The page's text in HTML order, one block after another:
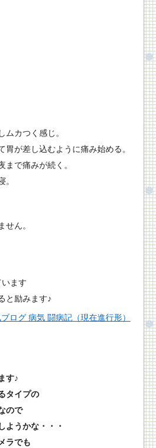
ムカつく感じ。
胃が差し込むように痛み始める。
まで痛みが続く。
。
せん。
ます
と励みます♪
す♪
タイプの
ので
ようかな・・・
ラでも